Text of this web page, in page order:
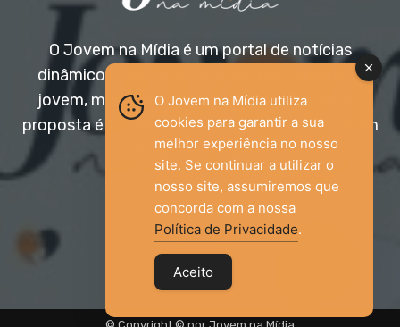
O Jovem na Mídia é um portal de notícias
dinâmico e acessível, voltado para o público
jovem, mas aberto a todas as idades. Nossa
proposta é trazer informação relevante com um
olhar diferenciado.
Entre em contato:
jovemnamidia2017@gmail.com
O Jovem na Mídia utiliza
cookies para garantir a sua
melhor experiência no nosso
site. Se continuar a utilizar o
nosso site, assumiremos que
concorda com a nossa
Política de Privacidade.
Aceito